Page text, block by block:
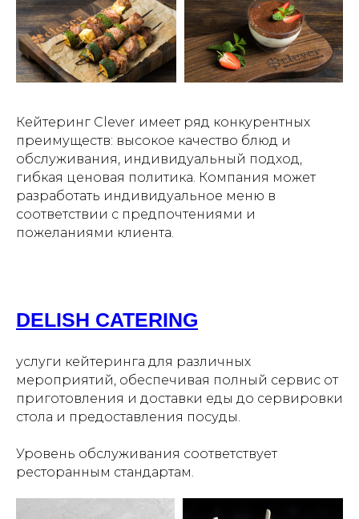
Кейтеринг Clever имеет ряд конкурентных
преимуществ: высокое качество блюд и
обслуживания, индивидуальный подход,
гибкая ценовая политика. Компания может
разработать индивидуальное меню в
соответствии с предпочтениями и
пожеланиями клиента.
DELISH CATERING
услуги кейтеринга для различных
мероприятий, обеспечивая полный сервис от
приготовления и доставки еды до сервировки
стола и предоставления посуды.
Уровень обслуживания соответствует
ресторанным стандартам.